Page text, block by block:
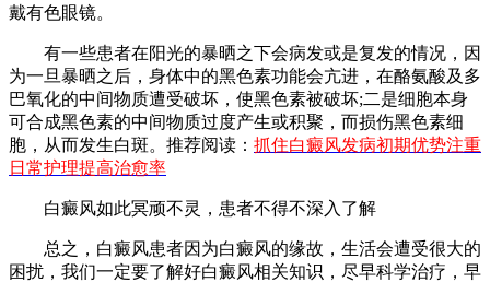
戴有色眼镜。
有一些患者在阳光的暴晒之下会病发或是复发的情况，因
为一旦暴晒之后，身体中的黑色素功能会亢进，在酪氨酸及多
巴氧化的中间物质遭受破坏，使黑色素被破坏;二是细胞本身
可合成黑色素的中间物质过度产生或积聚，而损伤黑色素细
胞，从而发生白斑。推荐阅读： 抓住白癜风发病初期优势注重
日常护理提高治愈率
白癜风如此冥顽不灵，患者不得不深入了解
总之，白癜风患者因为白癜风的缘故，生活会遭受很大的
困扰，我们一定要了解好白癜风相关知识，尽早科学治疗，早